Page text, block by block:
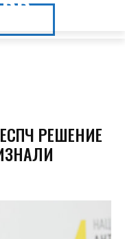
РЕШЕНИЕ